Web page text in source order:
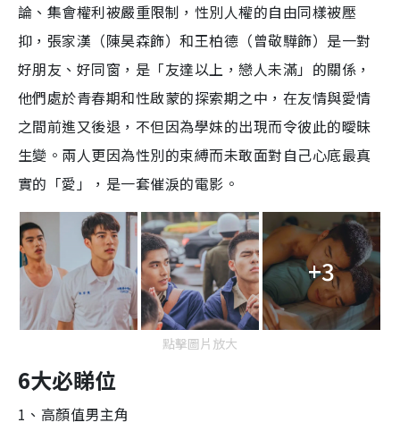
論、集會權利被嚴重限制，性別人權的自由同樣被壓
抑，張家漢（陳昊森飾）和王柏德（曾敬驊飾）是一對
好朋友、好同窗，是「友達以上，戀人未滿」的關係，
他們處於青春期和性啟蒙的探索期之中，在友情與愛情
之間前進又後退，不但因為學妹的出現而令彼此的曖昧
生變。兩人更因為性別的束縛而未敢面對自己心底最真
實的「愛」，是一套催淚的電影。
+3
點擊圖片放大
6大必睇位
1、高顏值男主角